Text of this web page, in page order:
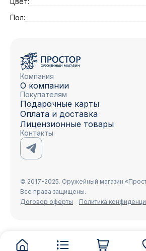
Пол:
Компания
О компании
Покупателям
Подарочные карты
Оплата и доставка
Лицензионные товары
Контакты
© 2017-2025. Оружейный магазин
Все права защищены.
Договор оферты
Политика